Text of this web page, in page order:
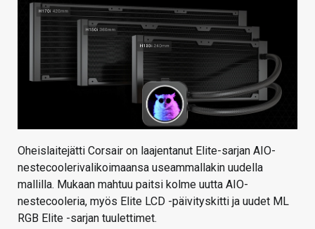
HAKU
Oheislaitejätti Corsair on laajentanut Elite-sarjan AIO-
nestecoolerivalikoimaansa useammallakin uudella
mallilla. Mukaan mahtuu paitsi kolme uutta AIO-
nestecooleria, myös Elite LCD -päivityskitti ja uudet ML
RGB Elite -sarjan tuulettimet.